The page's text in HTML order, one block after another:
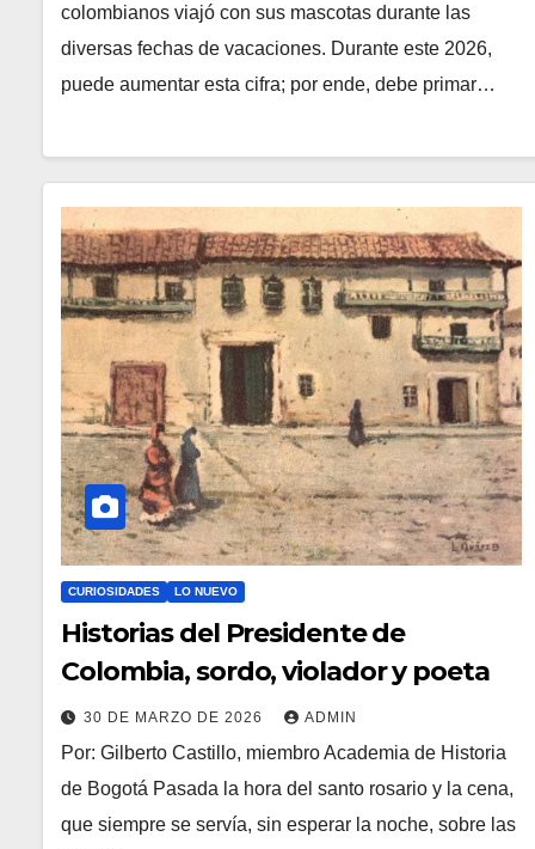
colombianos viajó con sus mascotas durante las
diversas fechas de vacaciones. Durante este 2026,
puede aumentar esta cifra; por ende, debe primar…
CURIOSIDADES LO NUEVO
Historias del Presidente de
Colombia, sordo, violador y poeta
30 DE MARZO DE 2026 ADMIN
Por: Gilberto Castillo, miembro Academia de Historia
de Bogotá Pasada la hora del santo rosario y la cena,
que siempre se servía, sin esperar la noche, sobre las